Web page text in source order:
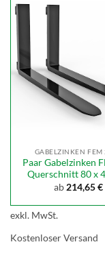
GABELZINKEN FEM
Paar Gabelzinken
Querschnitt 80 x
ab 214,65€
exkl. MwSt.
Kostenloser Versand